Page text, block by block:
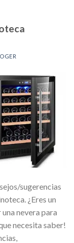
sugerencias
¿Eres un
nevera para
necesita saber!